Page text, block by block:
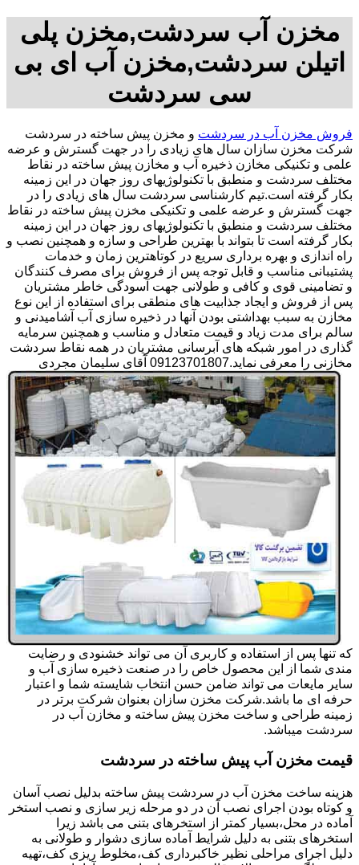
مخزن آب سردشت,مخزن پلی
اتیلن سردشت,مخزن آب ای بی
سی سردشت
فروش مخزن آب در سردشت و مخزن پیش ساخته در سردشت
شرکت مخزن سازان سال های زیادی را در جهت گسترش و عرضه
علمی و تکنیکی مخازن ذخیره آب و مخازن پیش ساخته در نقاط
مختلف سردشت و منطبق با تکنولوژیهای روز جهان در این زمینه
بکار گرفته است.تیم کارشناسی سردشت سال های زیادی را در
جهت گسترش و عرضه علمی و تکنیکی مخزن پیش ساخته در نقاط
مختلف سردشت و منطبق با تکنولوژیهای روز جهان در این زمینه
بکار گرفته است تا بتواند با بهترین طراحی و سازه و همچنین نصب و
راه اندازی و بهره برداری سریع در کوتاهترین زمان و خدمات
پشتیبانی مناسب و قابل توجه پس از فروش برای مصرف کنندگان
و تضامینی قوی و کافی و طولانی جهت آسودگی خاطر مشتریان
پس از فروش و ایجاد جذابیت های منطقی برای استفاده از این نوع
مخازن به سبب بهداشتی بودن آنها در ذخیره سازی آب آشامیدنی و
سالم برای مدت زیاد و قیمت متعادل و مناسب و همچنین سرمایه
گذاری در امور شبکه های آبرسانی مشتریان در همه نقاط سردشت
مخازنی را معرفی نماید.09123701807 آقای سلیمان مجردی
که تنها پس از استفاده و کاربری آن می تواند خشنودی و رضایت
مندی شما از این محصول خاص را در صنعت ذخیره سازی آب و
سایر مایعات می تواند ضامن حسن انتخاب شایسته شما و اعتبار
حرفه ای ما باشد.شرکت مخزن سازان بعنوان شرکت برتر در
زمینه طراحی و ساخت مخزن پیش ساخته و مخازن آب در
سردشت میباشد.
قیمت مخزن آب پیش ساخته در سردشت
هزینه ساخت مخزن آب در سردشت پیش ساخته بدلیل نصب آسان
و کوتاه بودن اجرای نصب آن در دو مرحله زیر سازی و نصب استخر
آماده در محل،بسیار کمتر از استخرهای بتنی می باشد زیرا
استخرهای بتنی به دلیل شرایط آماده سازی دشوار و طولانی به
دلیل اجرای مراحلی نظیر خاکبرداری کف،مخلوط ریزی کف،تهیه